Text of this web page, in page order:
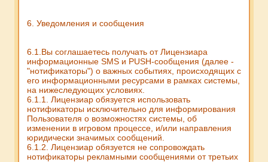
6. Уведомления и сообщения
6.1.Вы соглашаетесь получать от Лицензиара
информационные SMS и PUSH-сообщения (далее -
"нотификаторы") о важных событиях, происходящих с
его информационными ресурсами в рамках системы,
на нижеследующих условиях.
6.1.1. Лицензиар обязуется использовать
нотификаторы исключительно для информирования
Пользователя о возможностях системы, об
изменении в игровом процессе, и/или направления
юридически значимых сообщений.
6.1.2. Лицензиар обязуется не сопровождать
нотификаторы рекламными сообщениями от третьих